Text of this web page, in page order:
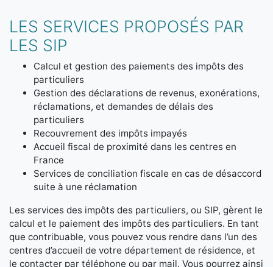
LES SERVICES PROPOSÉS PAR
LES SIP
Calcul et gestion des paiements des impôts des
particuliers
Gestion des déclarations de revenus, exonérations,
réclamations, et demandes de délais des
particuliers
Recouvrement des impôts impayés
Accueil fiscal de proximité dans les centres en
France
Services de conciliation fiscale en cas de désaccord
suite à une réclamation
Les services des impôts des particuliers, ou SIP, gèrent le
calcul et le paiement des impôts des particuliers. En tant
que contribuable, vous pouvez vous rendre dans l’un des
centres d’accueil de votre département de résidence, et
le contacter par téléphone ou par mail. Vous pourrez ainsi